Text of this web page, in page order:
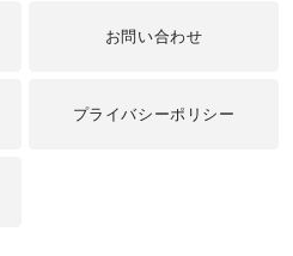
お問い合わせ
プライバシーポリシー